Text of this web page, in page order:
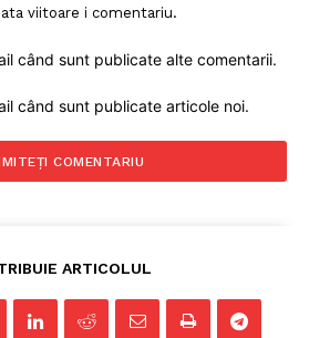
viitoare i comentariu.
când sunt publicate alte comentarii.
când sunt publicate articole noi.
ARTICOLUL